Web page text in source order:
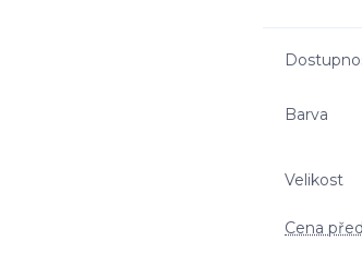
Barva
Velikost
Cena